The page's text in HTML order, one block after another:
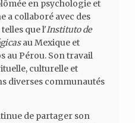
en psychologie et
a collaboré avec des
que l'Instituto de
au Mexique et
au Pérou. Son travail
culturelle et
diverses communautés
de partager son